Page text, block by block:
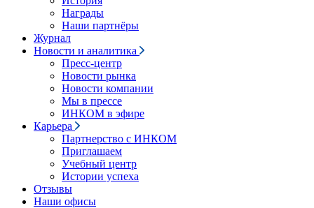
Награды
Наши партнёры
Журнал
Новости и аналитика
Пресс-центр
Новости рынка
Новости компании
Мы в прессе
ИНКОМ в эфире
Карьера
Партнерство с ИНКОМ
Приглашаем
Учебный центр
Истории успеха
Отзывы
Наши офисы